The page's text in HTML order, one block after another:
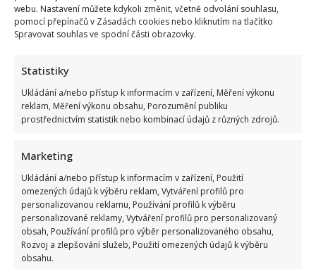
webu. Nastavení můžete kdykoli změnit, včetně odvolání souhlasu,
pomocí přepínačů v Zásadách cookies nebo kliknutím na tlačítko
Spravovat souhlas ve spodní části obrazovky.
Statistiky
Ukládání a/nebo přístup k informacím v zařízení, Měření výkonu
reklam, Měření výkonu obsahu, Porozumění publiku
prostřednictvím statistik nebo kombinací údajů z různých zdrojů.
Marketing
Ukládání a/nebo přístup k informacím v zařízení, Použití
omezených údajů k výběru reklam, Vytváření profilů pro
personalizovanou reklamu, Používání profilů k výběru
personalizované reklamy, Vytváření profilů pro personalizovaný
obsah, Používání profilů pro výběr personalizovaného obsahu,
Rozvoj a zlepšování služeb, Použití omezených údajů k výběru
obsahu.